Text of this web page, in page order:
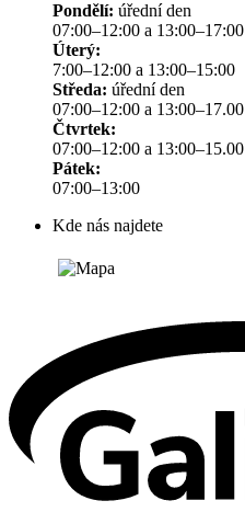
Pondělí: úřední den
07:00–12:00 a 13:00–17:00
Úterý:
7:00–12:00 a 13:00–15:00
Středa: úřední den
07:00–12:00 a 13:00–17.00
Čtvrtek:
07:00–12:00 a 13:00–15.00
Pátek:
07:00–13:00
Kde nás najdete